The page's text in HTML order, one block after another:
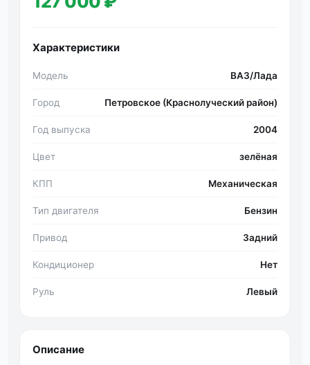
Характеристики
Модель ВАЗ/Лада
Город Петровское (Краснолуческий район)
Год выпуска 2004
Цвет зелёная
КПП Механическая
Тип двигателя Бензин
Привод Задний
Кондиционер Нет
Руль Левый
Описание